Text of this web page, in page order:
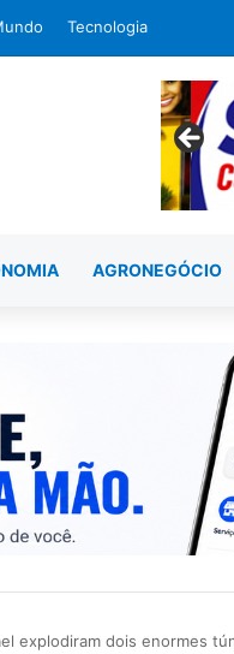
Tecnologia
AGRONEGÓCIO
explodiram dois enormes